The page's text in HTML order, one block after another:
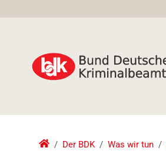
Der BDK Was wir tun